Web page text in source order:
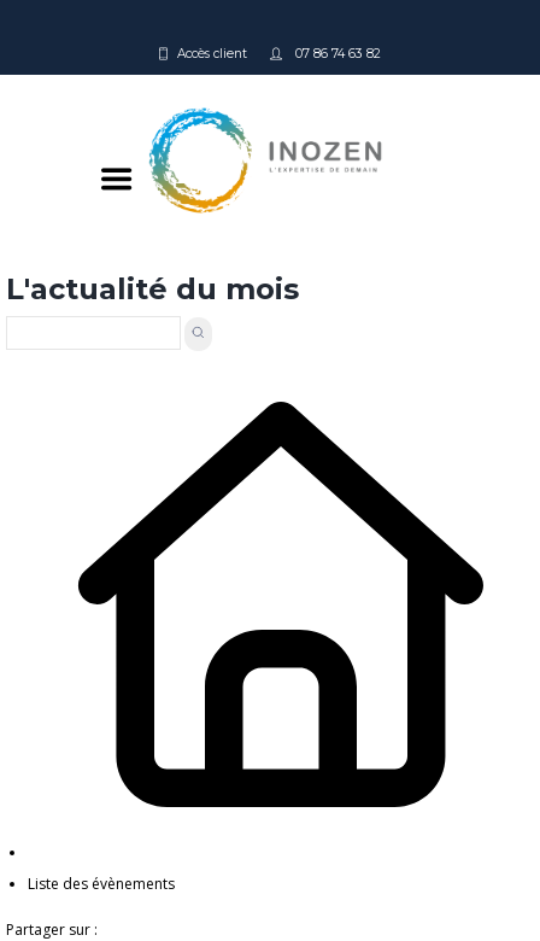
Accès client 07 86 74 63 82
L'actualité du mois
Liste des évènements
Partager sur :